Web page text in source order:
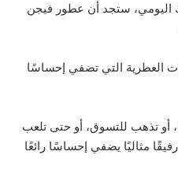
اليومي، ستجد أن عطور فيجن
العطرية التي تضفي إحساسًا
تذهب للتسوق، أو حتى تلعب
مثاليًا يضفي إحساسًا رائعًا